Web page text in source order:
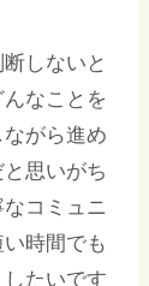
しないと
なことを
がら進め
思いがち
コミュニ
時間でも
たいです